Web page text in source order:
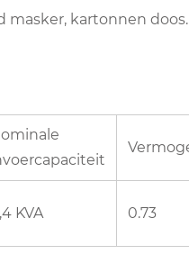
masker, kartonnen doos.
KVA 0.73